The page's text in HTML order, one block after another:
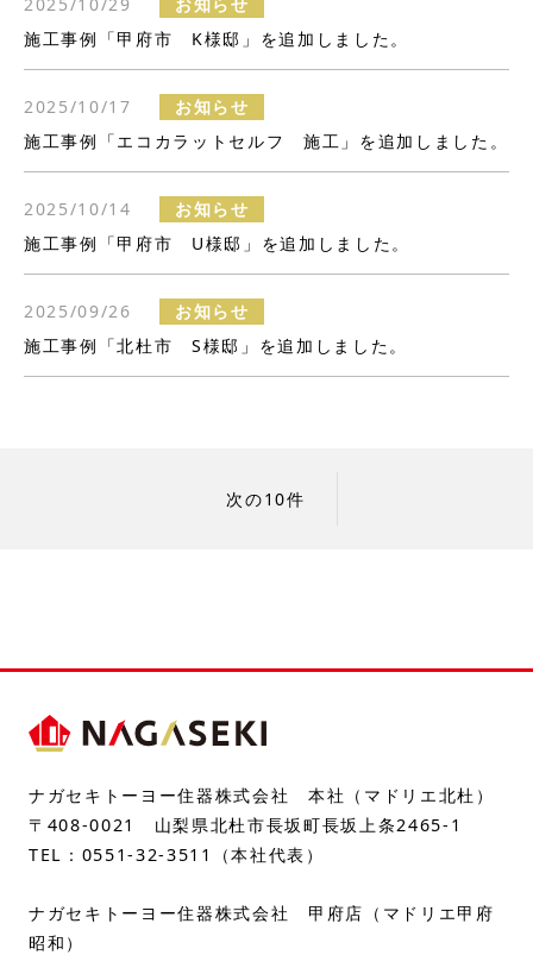
施工事例「甲府市 K様邸」を追加しました。
2025/10/17
お知らせ
施工事例「エコカラットセルフ 施工」を追加しました。
2025/10/14
お知らせ
施工事例「甲府市 U様邸」を追加しました。
2025/09/26
お知らせ
施工事例「北杜市 S様邸」を追加しました。
次の10件
ナガセキトーヨー住器株式会社 本社（マドリエ北杜）
〒408-0021 山梨県北杜市長坂町長坂上条2465-1
TEL： 0551-32-3511 （本社代表）
ナガセキトーヨー住器株式会社 甲府店（マドリエ甲府
昭和）